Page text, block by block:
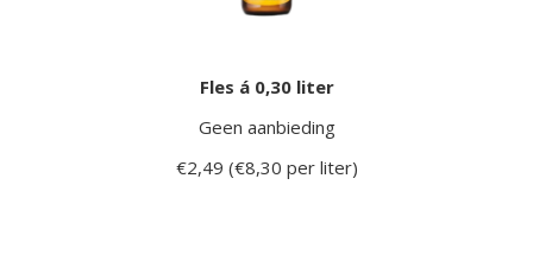
Fles á 0,30 liter
Geen aanbieding
€2,49 (€8,30 per liter)